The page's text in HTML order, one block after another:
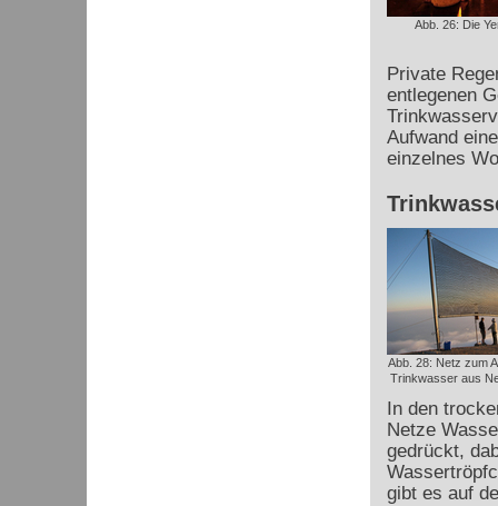
Abb. 26: Die
Private
entlegenen
Aufwand
einzelnes
Abb. 28: Netz zum
Trinkwasser aus
In den
Netze
gedrückt,
gibt es auf